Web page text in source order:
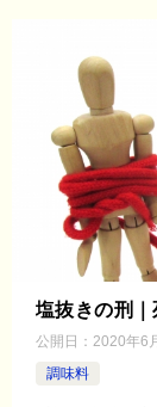
塩抜きの刑
公開日： 2020年6
調味料